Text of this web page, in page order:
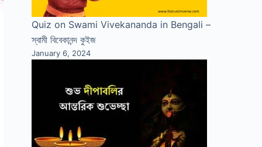
Quiz on Swami Vivekananda in Bengali –
স্বামী বিবেকানন্দ কুইজ
January 6, 2024